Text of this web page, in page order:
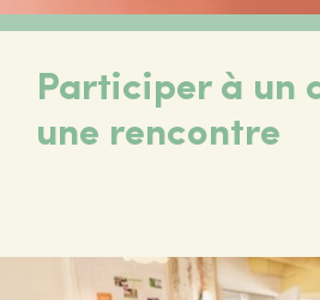
Participer à un
une rencontre